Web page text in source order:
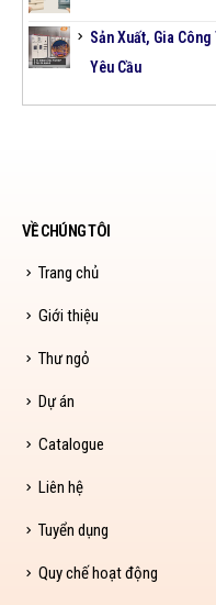
Sản Xuất, Gia
Yêu Cầu
VỀ CHÚNG TÔI
Trang chủ
Giới thiệu
Thư ngỏ
Dự án
Catalogue
Liên hệ
Tuyển dụng
Quy chế hoạt động